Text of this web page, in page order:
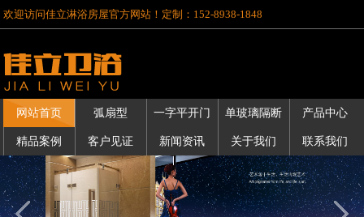
欢迎访问佳立淋浴房屋官方网站！定制：152-8938-1848
网站首页 弧扇型 一字平开门 单玻璃隔断 产品中心
精品案例 客户见证 新闻资讯 关于我们 联系我们